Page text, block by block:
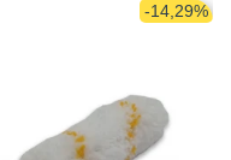
-14,29%